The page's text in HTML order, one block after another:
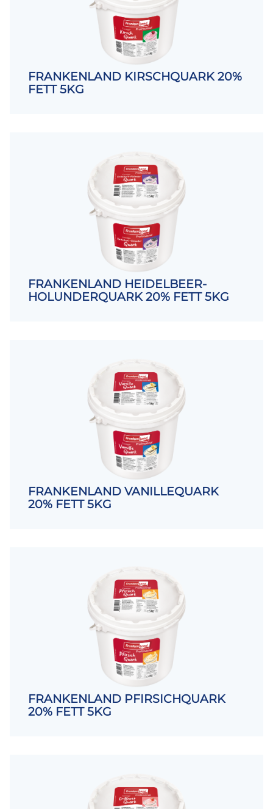
FRANKENLAND KIRSCHQUARK 20%
FETT 5KG
FRANKENLAND HEIDELBEER-
HOLUNDERQUARK 20% FETT 5KG
FRANKENLAND VANILLEQUARK
20% FETT 5KG
FRANKENLAND PFIRSICHQUARK
20% FETT 5KG